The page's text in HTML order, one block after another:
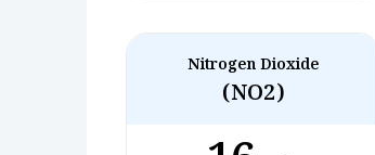
Nitrogen Dioxide
(NO2)